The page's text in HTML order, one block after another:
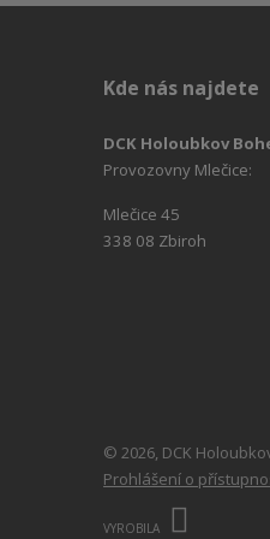
Kde nás najdete
DCK Holoubkov
Provozovny Mlečice:
Mlečice 45
338 08 Zbiroh
© 2026, DCK
Prohlášení o
VYROBILA